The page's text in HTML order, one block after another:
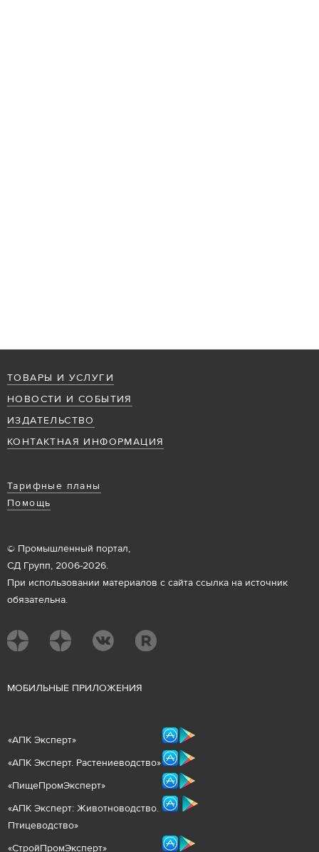
ТОВАРЫ И УСЛУГИ
НОВОСТИ И СОБЫТИЯ
ИЗДАТЕЛЬСТВО
КОНТАКТНАЯ ИНФОРМАЦИЯ
Тарифные планы
Помощь
© Промышленный портал,
СД Групп, 2006-2026.
При использовании материалов с сайта ссылка на источник
обязательна.
МОБИЛЬНЫЕ ПРИЛОЖЕНИЯ
«АПК Эксперт»
«АПК Эксперт. Растениеводство»
«ПищеПромЭксперт»
«АПК Эксперт: Животноводство.
Птицеводство»
«СтройПромЭксперт»